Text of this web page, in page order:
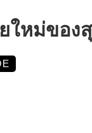
ใหม่ของ